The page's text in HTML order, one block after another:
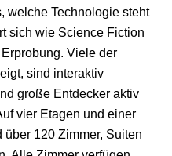
welche Technologie steht
sich wie Science Fiction
Viele der
sind interaktiv
große Entdecker aktiv
vier Etagen und einer
über 120 Zimmer, Suiten